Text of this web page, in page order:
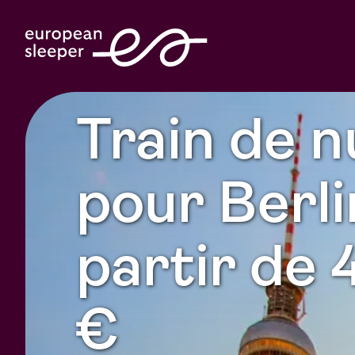
Train de
pour
partir de
€